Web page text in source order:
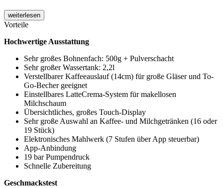
weiterlesen
Vorteile
Hochwertige Ausstattung
Sehr großes Bohnenfach: 500g + Pulverschacht
Sehr großer Wassertank: 2,2l
Verstellbarer Kaffeeauslauf (14cm) für große Gläser und To-
Go-Becher geeignet
Einstellbares LatteCrema-System für makellosen
Milchschaum
Übersichtliches, großes Touch-Display
Sehr große Auswahl an Kaffee- und Milchgetränken (16 oder
19 Stück)
Elektronisches Mahlwerk (7 Stufen über App steuerbar)
App-Anbindung
19 bar Pumpendruck
Schnelle Zubereitung
Geschmackstest